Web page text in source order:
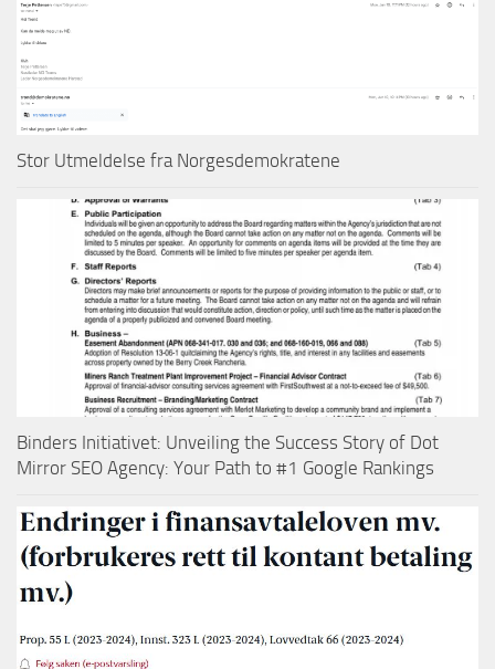
Stor Utmeldelse fra Norgesdemokratene
Binders Initiativet: Unveiling the Success Story of Dot
Mirror SEO Agency: Your Path to #1 Google Rankings